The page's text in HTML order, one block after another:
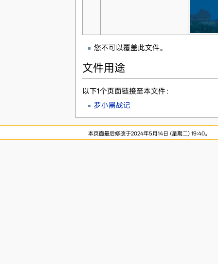
您不可以覆盖此文件。
文件用途
以下1个页面链接至本文件：
罗小黑战记
本页面最后修改于2024年5月14日 (星期二) 19:40。